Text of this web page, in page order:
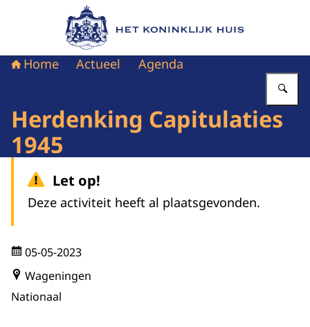
Naar de homepage van Het Koninklijk Huis
Home Actueel Agenda
Herdenking Capitulaties
1945
Let op!
Deze activiteit heeft al plaatsgevonden.
05-05-2023
Wageningen
Nationaal